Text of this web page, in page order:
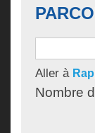
Aller à
Nombre